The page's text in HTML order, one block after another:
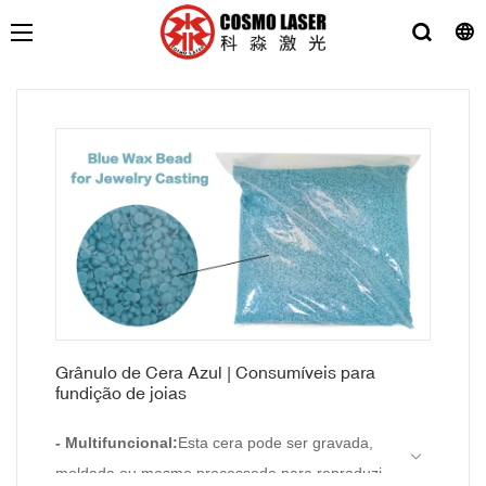
Grânulo de Cera Azul | Consumíveis para
fundição de joias
- Multifuncional:Esta cera pode ser gravada,
moldada ou mesmo processada para reproduzir